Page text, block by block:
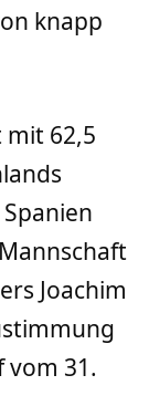
knapp
mit 62,5
Joachim
vom 31.